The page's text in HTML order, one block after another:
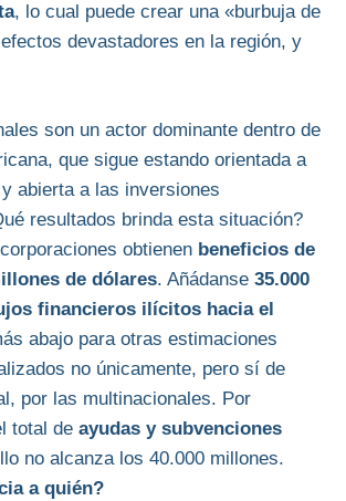
, lo cual puede crear una «burbuja de
devastadores en la región, y
son un actor dominante dentro de
que sigue estando orientada a
abierta a las inversiones
resultados brinda esta situación?
obtienen beneficios de
de dólares. Añádanse35.000
financieros ilícitos hacia el
abajo para otras estimaciones
no únicamente, pero sí de
por las multinacionales. Por
total deayudas y subvenciones
no alcanza los 40.000 millones.
a quién?